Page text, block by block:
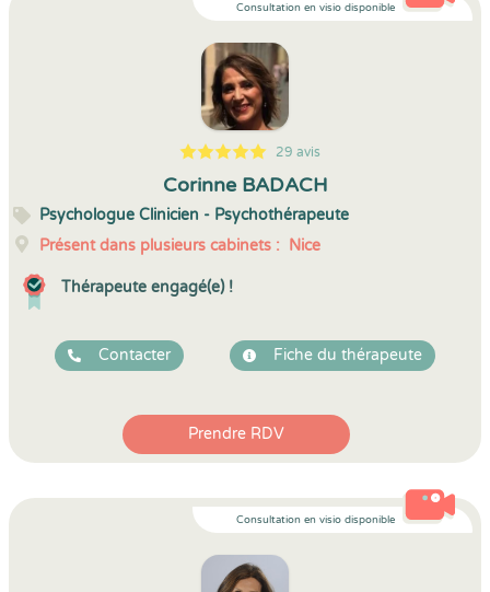
Consultation en visio disponible
5
1
5
29 29 avis
Corinne BADACH
Psychologue Clinicien - Psychothérapeute
Présent dans plusieurs cabinets : Nice
Thérapeute engagé(e) !
Contacter Fiche du thérapeute
Prendre RDV
Consultation en visio disponible